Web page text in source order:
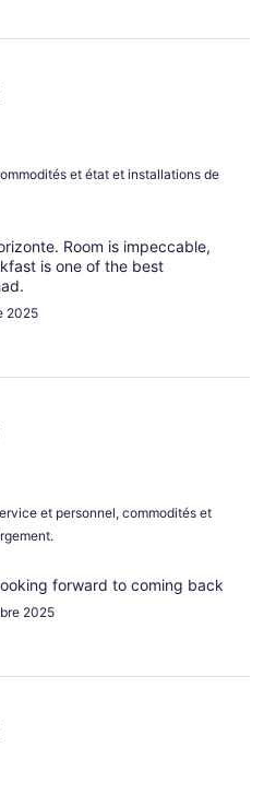
et état et installations de
Room is impeccable,
is one of the best
2025
et personnel, commodités et
forward to coming back
2025